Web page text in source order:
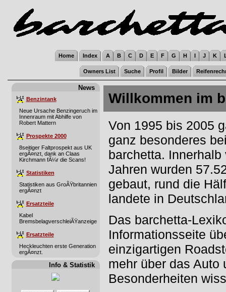
Home Index A B C D E F G H I J K
Owners List Suche Profil Bilder
News
Benzintank
Neue Ursache Benzingeruch im
Innenraum mit Abhilfe von
Robert Mattern
Prospekte 2000
8seitiger Faltprospekt aus UK
ergÃ¤nzt, dank an Claas
Kirchmann fÃ¼r die Scans!
Statistiken
Statistiken aus GroÃŸbritannien
ergÃ¤nzt
Ersatzteile
Kabel
BremsbelagverschleiÃŸanzeige
Ersatzteile
Heckleuchten erste Generation
ergÃ¤nzt.
Info & Statistik
Willkommen im
Von 1995 bis 2005
ganz besonderes
barchetta.
Jahren wurden
gebaut, rund die
landete in
Das barchetta-
Informationsseite
einzigartigen
mehr über das Auto
Besonderheiten